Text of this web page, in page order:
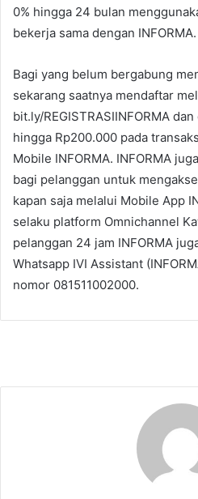
0% hingga 24 bulan
bekerja sama dengan INFORMA.
Bagi yang belum bergabung
sekarang saatnya mendaftar
bit.ly/REGISTRASIINFORMA
hingga Rp200.000 pada
Mobile INFORMA. INFORMA
bagi pelanggan untuk
kapan saja melalui Mobile App
selaku platform Omnichannel
pelanggan 24 jam INFORMA
Whatsapp IVI Assistant
nomor 081511002000.